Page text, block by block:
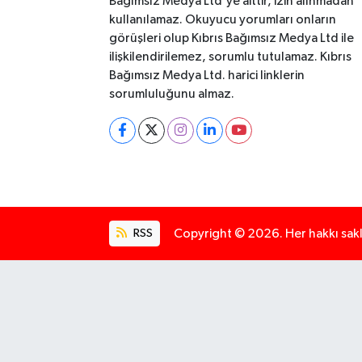
kullanılamaz. Okuyucu yorumları onların
görüşleri olup Kıbrıs Bağımsız Medya Ltd ile
ilişkilendirilemez, sorumlu tutulamaz. Kıbrıs
Bağımsız Medya Ltd. harici linklerin
sorumluluğunu almaz.
RSS Copyright © 2026. Her hakkı